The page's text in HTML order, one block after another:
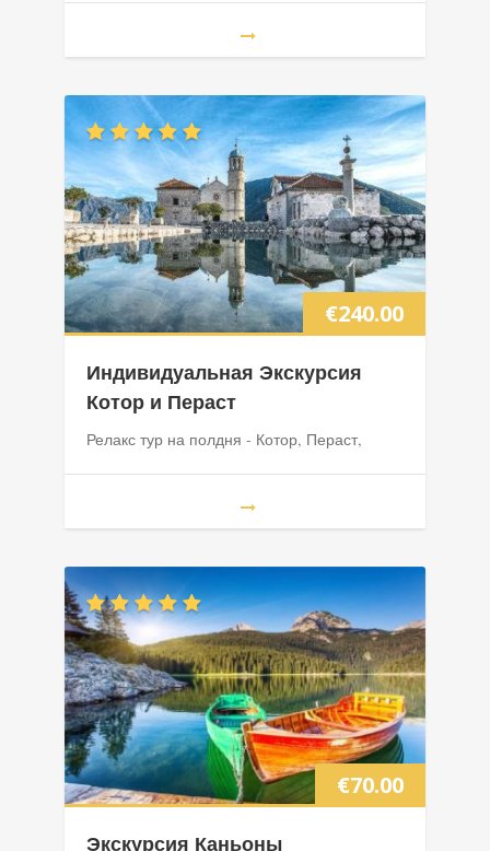
€240.00
Индивидуальная Экскурсия
Котор и Пераст
Релакс тур на полдня - Котор, Пераст,
€70.00
Экскурсия Каньоны